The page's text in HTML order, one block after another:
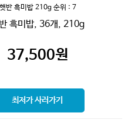
햇반 흑미밥 210g순위 : 7
흑미밥, 36개, 210g
37,500원
최저가 사러가기